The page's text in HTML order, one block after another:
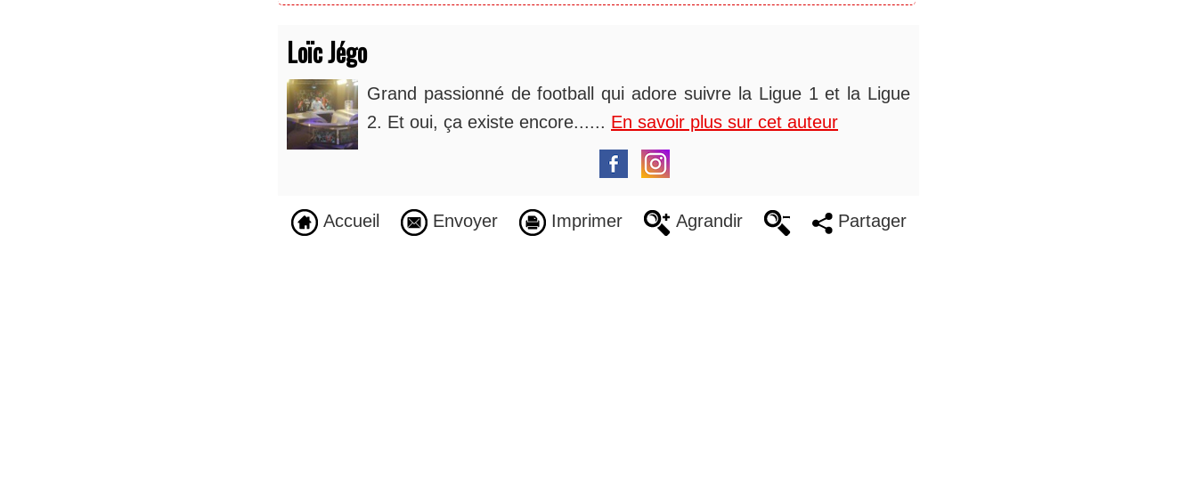
Loïc Jégo
Grand passionné de football qui adore suivre la Ligue 1 et la Ligue
2. Et oui, ça existe encore...... En savoir plus sur cet auteur
Accueil Envoyer Imprimer Agrandir Partager